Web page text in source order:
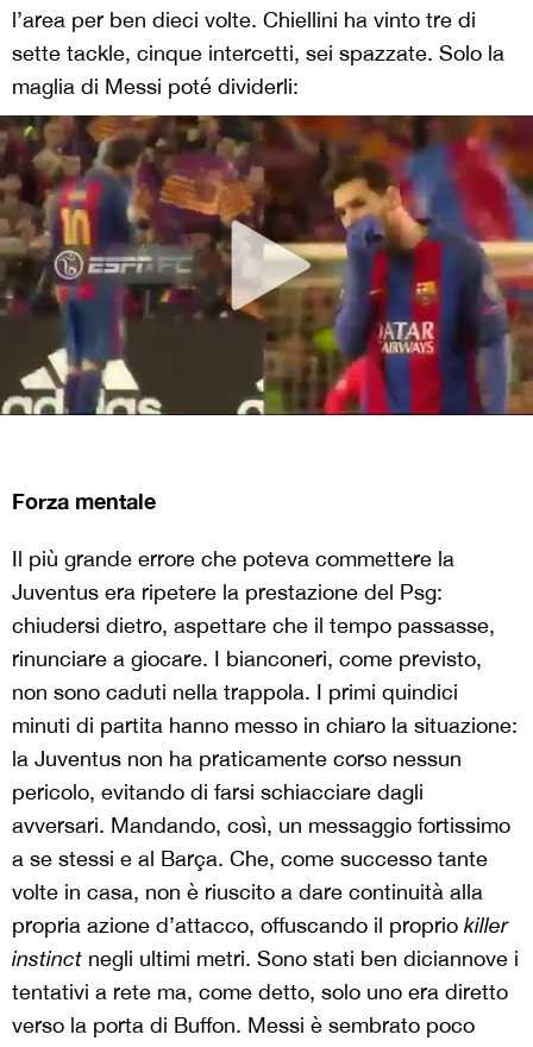
l’area per ben dieci volte. Chiellini ha vinto tre di
sette tackle, cinque intercetti, sei spazzate. Solo la
maglia di Messi poté dividerli:
Forza mentale
Il più grande errore che poteva commettere la
Juventus era ripetere la prestazione del Psg:
chiudersi dietro, aspettare che il tempo passasse,
rinunciare a giocare. I bianconeri, come previsto,
non sono caduti nella trappola. I primi quindici
minuti di partita hanno messo in chiaro la situazione:
la Juventus non ha praticamente corso nessun
pericolo, evitando di farsi schiacciare dagli
avversari. Mandando, così, un messaggio fortissimo
a se stessi e al Barça. Che, come successo tante
volte in casa, non è riuscito a dare continuità alla
propria azione d’attacco, offuscando il proprio killer
instinct negli ultimi metri. Sono stati ben diciannove i
tentativi a rete ma, come detto, solo uno era diretto
verso la porta di Buffon. Messi è sembrato poco